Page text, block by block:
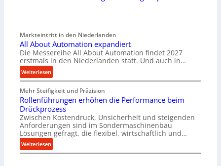
Markteintritt in den Niederlanden
All About Automation expandiert
Die Messereihe All About Automation findet 2027
erstmals in den Niederlanden statt. Und auch in…
Weiterlesen:
A
l
l
A
b
o
u
t
A
Mehr Steifigkeit und Präzision
Rollenführungen erhöhen die Performance beim
Drückprozess
Zwischen Kostendruck, Unsicherheit und steigenden
Anforderungen sind im Sondermaschinenbau
Lösungen gefragt, die flexibel, wirtschaftlich und…
Weiterlesen:
R